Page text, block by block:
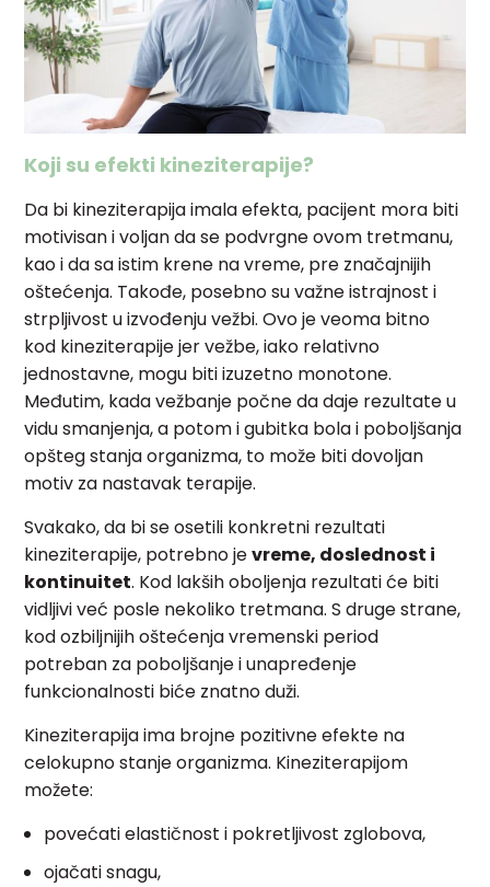
Koji su efekti kineziterapije?
Da bi kineziterapija imala efekta, pacijent mora biti
motivisan i voljan da se podvrgne ovom tretmanu,
kao i da sa istim krene na vreme, pre značajnijih
oštećenja. Takođe, posebno su važne istrajnost i
strpljivost u izvođenju vežbi. Ovo je veoma bitno
kod kineziterapije jer vežbe, iako relativno
jednostavne, mogu biti izuzetno monotone.
Međutim, kada vežbanje počne da daje rezultate u
vidu smanjenja, a potom i gubitka bola i poboljšanja
opšteg stanja organizma, to može biti dovoljan
motiv za nastavak terapije.
Svakako, da bi se osetili konkretni rezultati
kineziterapije, potrebno jevreme, doslednost i
kontinuitet. Kod lakših oboljenja rezultati će biti
vidljivi već posle nekoliko tretmana. S druge strane,
kod ozbiljnijih oštećenja vremenski period
potreban za poboljšanje i unapređenje
funkcionalnosti biće znatno duži.
Kineziterapija ima brojne pozitivne efekte na
celokupno stanje organizma. Kineziterapijom
možete:
povećati elastičnost i pokretljivost zglobova,
ojačati snagu,